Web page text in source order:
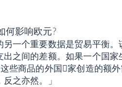
何影响欧元?
另一个重要数据是贸易平衡
出之间的差额。如果一个国
这些商品的外国𧹒家创造的额
之亦然。」